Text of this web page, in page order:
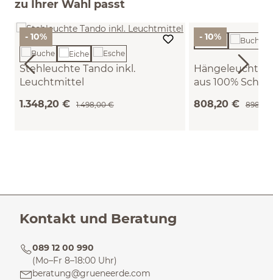
zu Ihrer Wahl passt
- 10%
Stehleuchte Tando inkl.
Leuchtmittel
1.348,20 € 1.498,00 €
- 10%
Hängeleuchte
aus 100%
Sand)
808,20 €
Kontakt und Beratung
089 12 00 990
(Mo–Fr 8–18:00 Uhr)
beratung@grueneerde.com